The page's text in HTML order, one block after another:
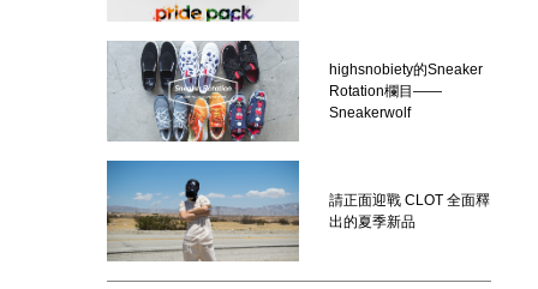
highsnobiety的Sneaker
Rotation欄目——
Sneakerwolf
請正面迎戰 CLOT 全面釋
出的夏季新品